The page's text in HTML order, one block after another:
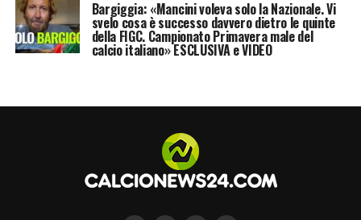
Bargiggia: «Mancini voleva solo la Nazionale. Vi
svelo cosa è successo davvero dietro le quinte
della FIGC. Campionato Primavera male del
calcio italiano» ESCLUSIVA e VIDEO